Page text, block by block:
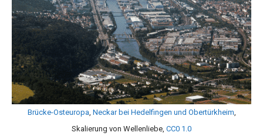
Brücke-Osteuropa Neckar bei Hedelfingen und Obertürkheim
Skalierung von Wellenliebe, CC0 1.0